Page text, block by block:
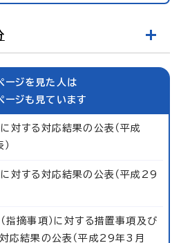
ージを見た人は
ージも見ています
対する対応結果の公表（平成
対する対応結果の公表（平成29
指摘事項）に対する措置事項及び
応結果の公表（平成29年3月